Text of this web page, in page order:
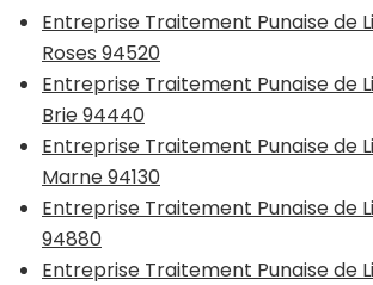
Entreprise Traitement Punaise de
Roses 94520
Entreprise Traitement Punaise de
Brie 94440
Entreprise Traitement Punaise de
Marne 94130
Entreprise Traitement Punaise de
94880
Entreprise Traitement Punaise de